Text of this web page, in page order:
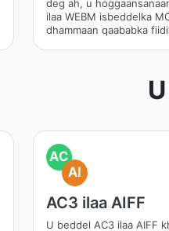
deg ah, u
ilaa WEBM isbeddelka
dhammaan qaababka
AC
AI
AC3 ilaa AIFF
U beddel AC3 ilaa AIFF